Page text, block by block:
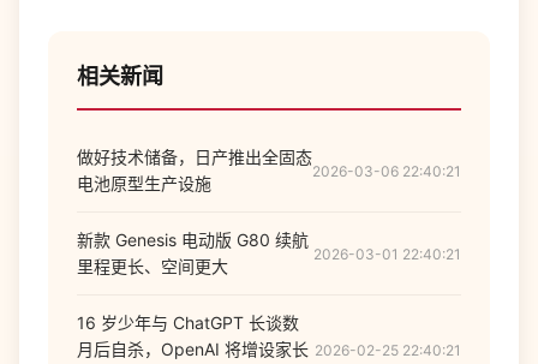
相关新闻
做好技术储备，日产推出全固态
电池原型生产设施
2026-03-06 22:40:21
新款 Genesis 电动版 G80 续航
里程更长、空间更大
2026-03-01 22:40:21
16 岁少年与 ChatGPT 长谈数
月后自杀，OpenAI 将增设家长 2026-02-25 22:40:21